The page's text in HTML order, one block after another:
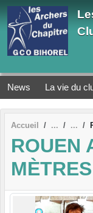
News La vie du
Accueil
ROUEN
MÈTRES
Panneau de gestion